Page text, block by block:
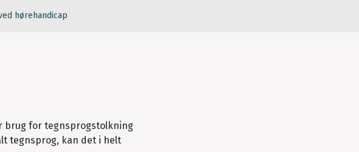
hørehandicap
brug for tegnsprogstolkning
tegnsprog, kan det i helt